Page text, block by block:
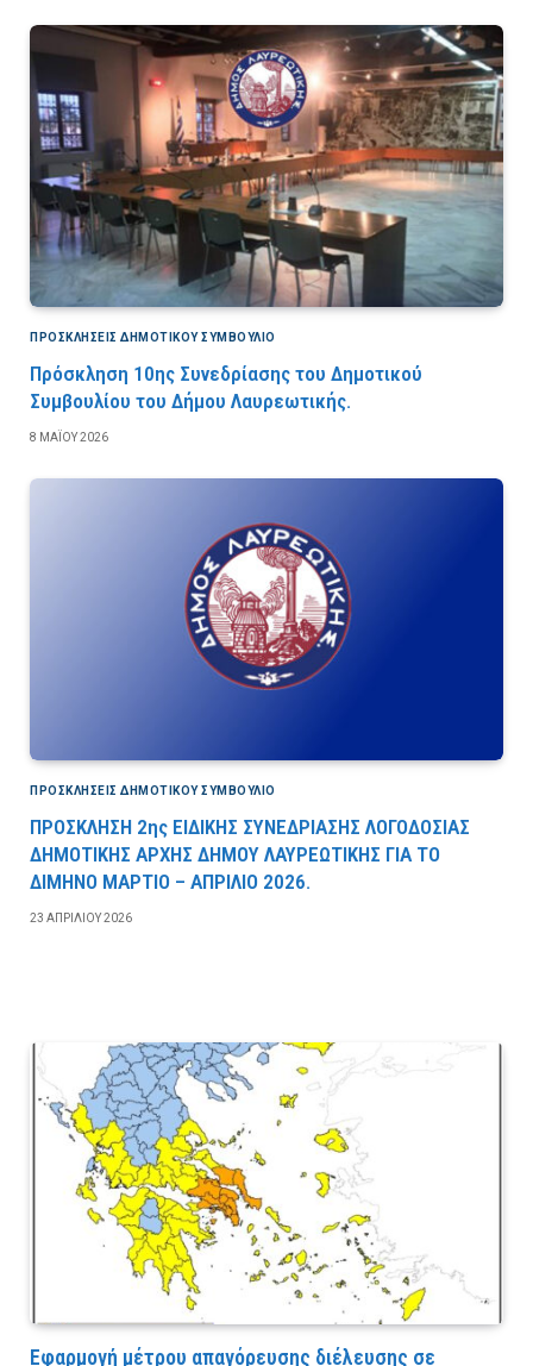
ΠΡΟΣΚΛΉΣΕΙΣ ΔΗΜΟΤΙΚΟΎ ΣΥΜΒΟΎΛΙΟ
Πρόσκληση 10ης Συνεδρίασης του Δημοτικού
Συμβουλίου του Δήμου Λαυρεωτικής.
8 ΜΑΪ́ΟΥ 2026
ΠΡΟΣΚΛΉΣΕΙΣ ΔΗΜΟΤΙΚΟΎ ΣΥΜΒΟΎΛΙΟ
ΠΡΟΣΚΛΗΣΗ 2ης ΕΙΔΙΚΗΣ ΣΥΝΕΔΡΙΑΣΗΣ ΛΟΓΟΔΟΣΙΑΣ
ΔΗΜΟΤΙΚΗΣ ΑΡΧΗΣ ΔΗΜΟΥ ΛΑΥΡΕΩΤΙΚΗΣ ΓΙΑ ΤΟ
ΔΙΜΗΝΟ ΜΑΡΤΙΟ – ΑΠΡΙΛΙΟ 2026.
23 ΑΠΡΙΛΊΟΥ 2026
Εφαρμογή μέτρου απαγόρευσης διέλευσης σε